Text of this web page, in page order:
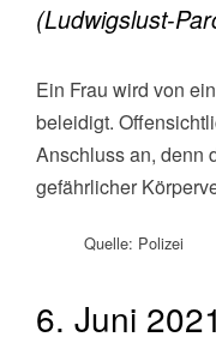
(Ludwigslust-
Ein Frau wird von
beleidigt.
Anschluss an, denn
gefährlicher
Quelle: Polizei
6. Juni